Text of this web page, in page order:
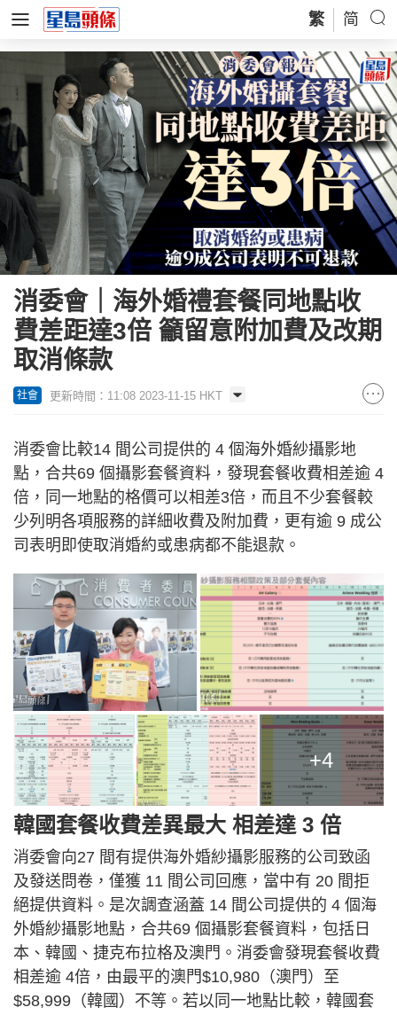
繁 简
消委會｜海外婚禮套餐同地點收
費差距達3倍 籲留意附加費及改期
取消條款
社會 更新時間：11:08 2023-11-15 HKT
消委會比較14 間公司提供的 4 個海外婚紗攝影地
點，合共69 個攝影套餐資料，發現套餐收費相差逾 4
倍，同一地點的格價可以相差3倍，而且不少套餐較
少列明各項服務的詳細收費及附加費，更有逾 9 成公
司表明即使取消婚約或患病都不能退款。
+4
韓國套餐收費差異最大 相差達 3 倍
消委會向27 間有提供海外婚紗攝影服務的公司致函
及發送問卷，僅獲 11 間公司回應，當中有 20 間拒
絕提供資料。是次調查涵蓋 14 間公司提供的 4 個海
外婚紗攝影地點，合共69 個攝影套餐資料，包括日
本、韓國、捷克布拉格及澳門。消委會發現套餐收費
相差逾 4倍，由最平的澳門$10,980（澳門）至
$58,999（韓國）不等。若以同一地點比較，韓國套